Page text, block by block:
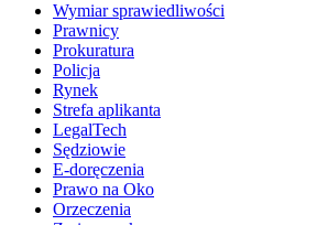
Wymiar sprawiedliwości
Prawnicy
Prokuratura
Policja
Rynek
Strefa aplikanta
LegalTech
Sędziowie
E-doręczenia
Prawo na Oko
Orzeczenia